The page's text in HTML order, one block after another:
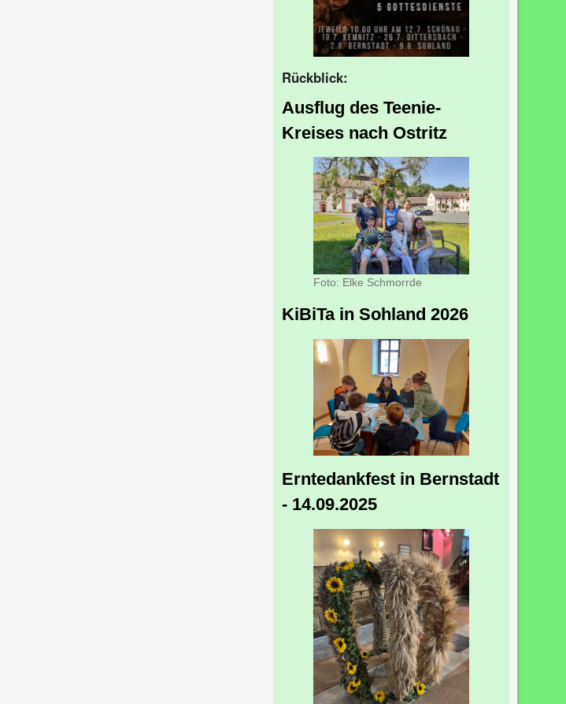
Rückblick:
Ausflug des Teenie-
Kreises nach Ostritz
Foto: Elke Schmorrde
KiBiTa in Sohland 2026
Erntedankfest in Bernstadt
- 14.09.2025